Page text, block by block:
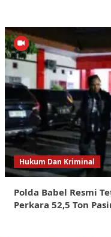
Hukum Dan Kriminal
Polda Babel Resmi
Perkara 52,5 Ton